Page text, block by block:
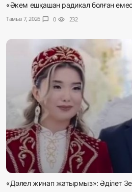
«Әкем ешқашан радикал болған
Тамыз 7, 2026 chat_bubble 0 visibility 232
«Дәлел жинап жатырмыз»: Әділет